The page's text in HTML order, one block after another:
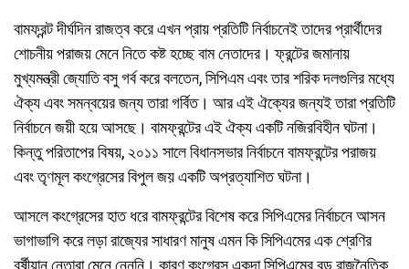
বামফ্রন্ট দীর্ঘদিন রাজত্ব করে এখন প্রায় প্রতিটি নির্বাচনেই তাদের প্রার্থীদের
শোচনীয় পরাজয় মেনে নিতে কষ্ট হচ্ছে বাম নেতাদের। ফ্রন্টের জমানায়
মুখ্যমন্ত্রী জ্যোতি বসু গর্ব করে বলতেন, সিপিএম এবং তার শরিক দলগুলির মধ্যে
ঐক্য এবং সমন্বয়ের জন্য তারা গর্বিত। আর এই ঐক্যের জন্যই তারা প্রতিটি
নির্বাচনে জয়ী হয়ে আসছে। বামফ্রন্টের এই ঐক্য একটি নজিরবিহীন ঘটনা।
কিন্তু পরিতাপের বিষয়, ২০১১ সালে বিধানসভার নির্বাচনে বামফ্রন্টের পরাজয়
এবং তৃণমূল কংগ্রেসের বিপুল জয় একটি অপ্রত্যাশিত ঘটনা।
আসলে কংগ্রেসের হাত ধরে বামফ্রন্টের বিশেষ করে সিপিএমের নির্বাচনে আসন
ভাগাভাগি করে লড়া রাজ্যের সাধারণ মানুষ এমন কি সিপিএমের এক শ্রেণির
বর্ষীয়ান নেতারা মেনে নেননি। কারণ কংগ্রেস একদা সিপিএমের বড় রাজনৈতিক